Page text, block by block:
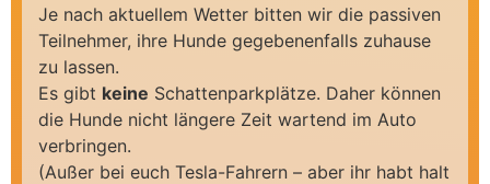
Je nach aktuellem Wetter bitten wir die passiven
Teilnehmer, ihre Hunde gegebenenfalls zuhause
zu lassen.
Es gibt keine Schattenparkplätze. Daher können
die Hunde nicht längere Zeit wartend im Auto
verbringen.
(Außer bei euch Tesla-Fahrern – aber ihr habt halt